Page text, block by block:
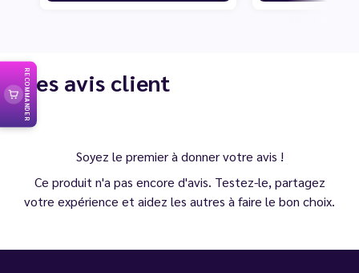
Les avis client
Soyez le premier à donner votre avis !
Ce produit n'a pas encore d'avis. Testez-le, partagez
votre expérience et aidez les autres à faire le bon choix.
RECOMMANDER